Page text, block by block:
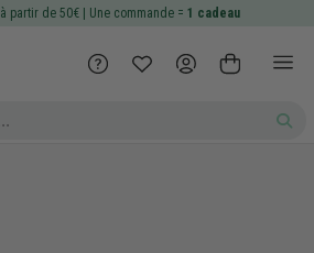
à partir de 50€ | Une commande = 1 cadeau